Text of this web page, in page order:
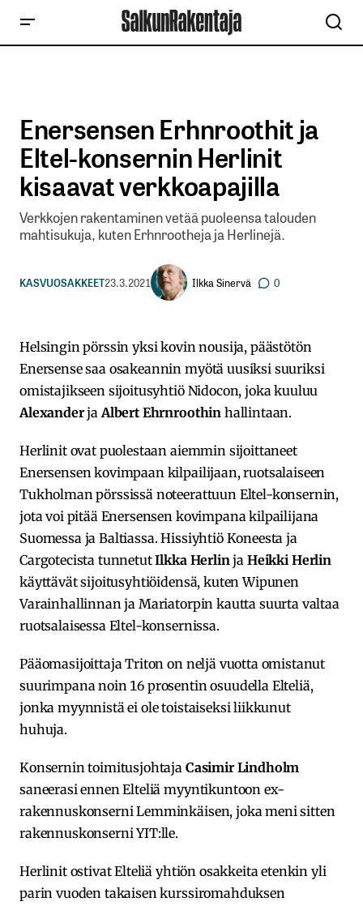
Enersensen Erhnroothit ja
Eltel-konsernin Herlinit
kisaavat verkkoapajilla
Verkkojen rakentaminen vetää puoleensa talouden
mahtisukuja, kuten Erhnrootheja ja Herlinejä.
KASVUOSAKKEET23.3.2021 Ilkka Sinervä 0
Helsingin pörssin yksi kovin nousija, päästötön
Enersense saa osakeannin myötä uusiksi suuriksi
omistajikseen sijoitusyhtiö Nidocon, joka kuuluu
Alexanderja Albert Ehrnroothin hallintaan.
Herlinit ovat puolestaan aiemmin sijoittaneet
Enersensen kovimpaan kilpailijaan, ruotsalaiseen
Tukholman pörssissä noteerattuun Eltel-konsernin,
jota voi pitää Enersensen kovimpana kilpailijana
Suomessa ja Baltiassa. Hissiyhtiö Koneesta ja
Cargotecista tunnetutIlkka Herlin ja Heikki Herlin
käyttävät sijoitusyhtiöidensä, kuten Wipunen
Varainhallinnan ja Mariatorpin kautta suurta valtaa
ruotsalaisessa Eltel-konsernissa.
Pääomasijoittaja Triton on neljä vuotta omistanut
suurimpana noin 16 prosentin osuudella Elteliä,
jonka myynnistä ei ole toistaiseksi liikkunut
huhuja.
Konsernin toimitusjohtaja Casimir Lindholm
saneerasi ennen Elteliä myyntikuntoon ex-
rakennuskonserni Lemminkäisen, joka meni sitten
rakennuskonserni YIT:lle.
Herlinit ostivat Elteliä yhtiön osakkeita etenkin yli
parin vuoden takaisen kurssiromahduksen